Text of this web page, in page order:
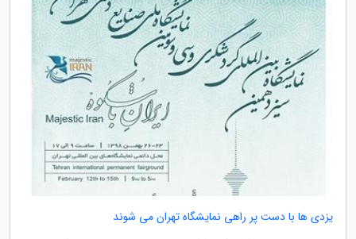
یزدی ها با دست پر راهی نمایشگاه تهران می شوند